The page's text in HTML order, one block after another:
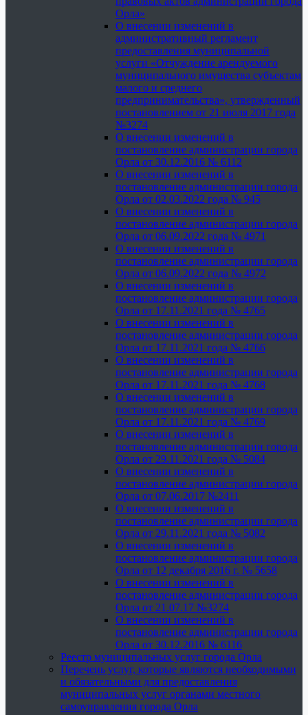
Орла»
О внесении изменений в
административный регламент
предоставления муниципальной
услуги «Отчуждение арендуемого
муниципального имущества субъектам
малого и среднего
предпринимательства», утвержденный
постановлением от 21 июля 2017 года
№3274
О внесении изменений в
постановление администрации города
Орла от 30.12.2016 № 6112
О внесении изменений в
постановление администрации города
Орла от 02.03.2022 года № 945
О внесении изменений в
постановление администрации города
Орла от 06.09.2022 года № 4971
О внесении изменений в
постановление администрации города
Орла от 06.09.2022 года № 4972
О внесении изменений в
постановление администрации города
Орла от 17.11.2021 года № 4765
О внесении изменений в
постановление администрации города
Орла от 17.11.2021 года № 4766
О внесении изменений в
постановление администрации города
Орла от 17.11.2021 года № 4768
О внесении изменений в
постановление администрации города
Орла от 17.11.2021 года № 4769
О внесении изменений в
постановление администрации города
Орла от 29.11.2021 года № 5084
О внесении изменений в
постановление администрации города
Орла от 07.06.2017 №2411
О внесении изменений в
постановление администрации города
Орла от 29.11.2021 года № 5082
О внесении изменений в
постановление администрации города
Орла от 12 декабря 2016 г. № 5658
О внесении изменений в
постановление администрации города
Орла от 21.07.17 №3274
О внесении изменений в
постановление администрации города
Орла от 30.12.2016 № 6116
Реестр муниципальных услуг города Орла
Перечень услуг, которые являются необходимыми
и обязательными для предоставления
муниципальных услуг органами местного
самоуправления города Орла